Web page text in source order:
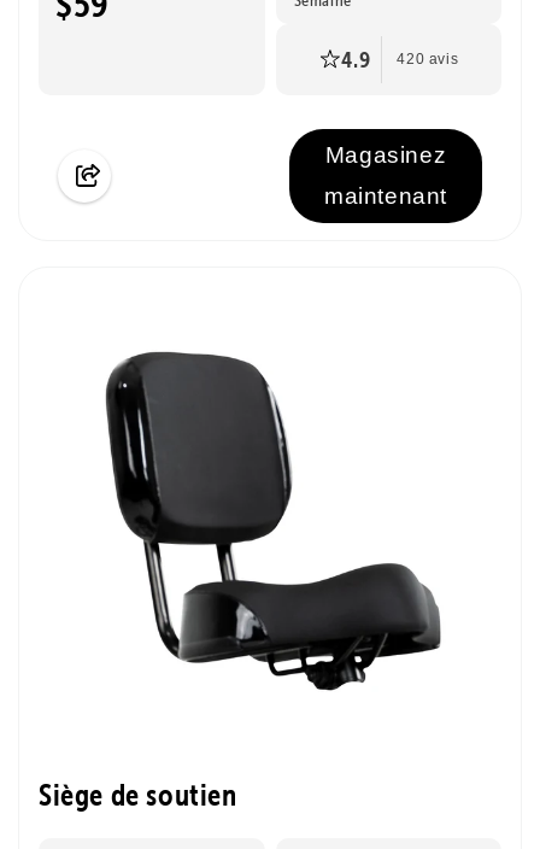
4.9 420 avis
Magasinez
maintenant
Siège de soutien